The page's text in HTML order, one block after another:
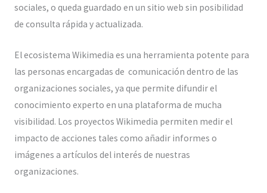
sociales, o queda guardado en un sitio web sin posibilidad
de consulta rápida y actualizada.
El ecosistema Wikimedia es una herramienta potente para
las personas encargadas de comunicación dentro de las
organizaciones sociales, ya que permite difundir el
conocimiento experto en una plataforma de mucha
visibilidad. Los proyectos Wikimedia permiten medir el
impacto de acciones tales como añadir informes o
imágenes a artículos del interés de nuestras
organizaciones.